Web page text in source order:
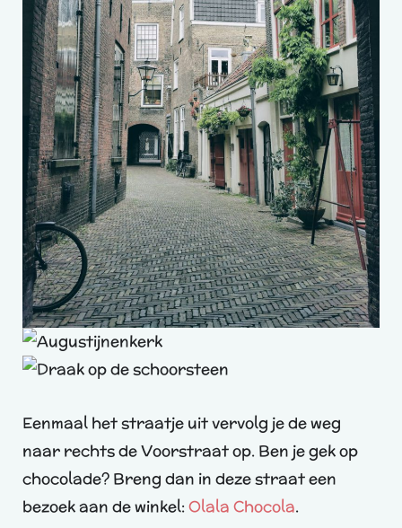
Eenmaal het straatje uit vervolg je de weg
naar rechts de Voorstraat op. Ben je gek op
chocolade? Breng dan in deze straat een
bezoek aan de winkel:Olala Chocola.